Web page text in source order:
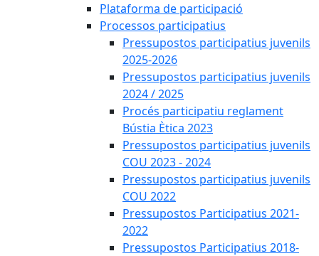
Plataforma de participació
Processos participatius
Pressupostos participatius juvenils
2025-2026
Pressupostos participatius juvenils
2024 / 2025
Procés participatiu reglament
Bústia Ètica 2023
Pressupostos participatius juvenils
COU 2023 - 2024
Pressupostos participatius juvenils
COU 2022
Pressupostos Participatius 2021-
2022
Pressupostos Participatius 2018-